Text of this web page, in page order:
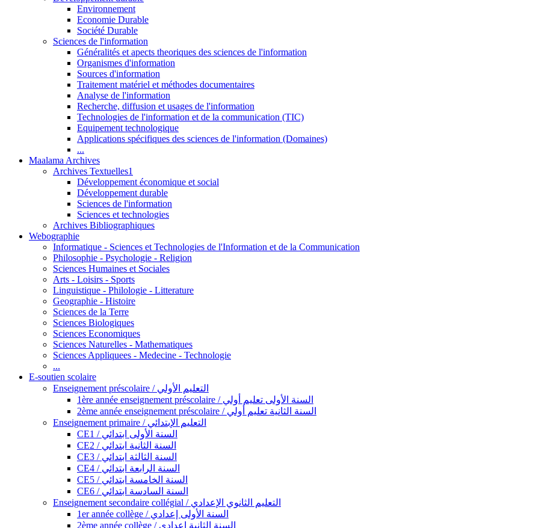
Environnement
Economie Durable
Société Durable
Sciences de l'information
Généralités et apects theoriques des sciences de l'information
Organismes d'information
Sources d'information
Traitement matériel et méthodes documentaires
Analyse de l'information
Recherche, diffusion et usages de l'information
Technologies de l'information et de la communication (TIC)
Equipement technologique
Applications spécifiques des sciences de l'information (Domaines)
...
Maalama Archives
Archives Textuelles1
Développement économique et social
Développement durable
Sciences de l'information
Sciences et technologies
Archives Bibliographiques
Webographie
Informatique - Sciences et Technologies de l'Information et de la Communication
Philosophie - Psychologie - Religion
Sciences Humaines et Sociales
Arts - Loisirs - Sports
Linguistique - Philologie - Litterature
Geographie - Histoire
Sciences de la Terre
Sciences Biologiques
Sciences Economiques
Sciences Naturelles - Mathematiques
Sciences Appliquees - Medecine - Technologie
...
E-soutien scolaire
Enseignement préscolaire / التعليم الأولي
1ère année enseignement préscolaire / السنة الأولى تعليم أولي
2ème année enseignement préscolaire / السنة الثانية تعليم أولي
Enseignement primaire / التعليم الإبتدائي
CE1 / السنة الأولى ابتدائي
CE2 / السنة الثانية ابتدائي
CE3 / السنة الثالثة ابتدائي
CE4 / السنة الرابعة ابتدائي
CE5 / السنة الخامسة ابتدائي
CE6 / السنة السادسة ابتدائي
Enseignement secondaire collégial / التعليم الثانوي الإعدادي
1er année collège / السنة الأولى إعدادي
2ème année collège / السنة الثانية إعدادي